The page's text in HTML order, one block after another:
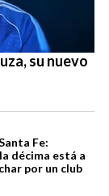
su nuevo
Fe:
décima está a
por un club